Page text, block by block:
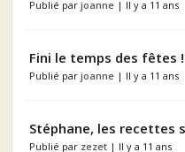
Publié parjoanne | Il y a 11 ans
Fini le temps des fêtes
Publié parjoanne | Il y a 11 ans
Stéphane, les recettes
Publié par zezet | Il y a 11 ans